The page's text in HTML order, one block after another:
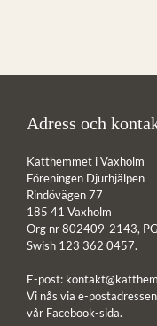
Adress och
Katthemmet i Vaxholm
Föreningen Djurhjälpen
Rindövägen 77
185 41 Vaxholm
Org nr 802409-2143,
Swish 123 362 0457.
E-post:
Vi nås via e-
vår Facebook-sida.